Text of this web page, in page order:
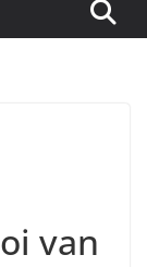
van